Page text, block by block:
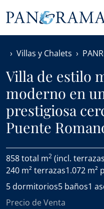
Villas y Chalets
Villa de estilo
moderno en
prestigiosa
Puente
858 total m2 (incl.
240 m² terrazas1.072 m²
5 dormitorios5 baños1
Precio de Venta